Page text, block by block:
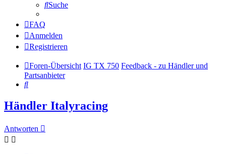
Suche
FAQ
Anmelden
Registrieren
Foren-Übersicht IG TX 750 Feedback - zu Händler und
Partsanbieter
Suche
Händler Italyracing
Antworten